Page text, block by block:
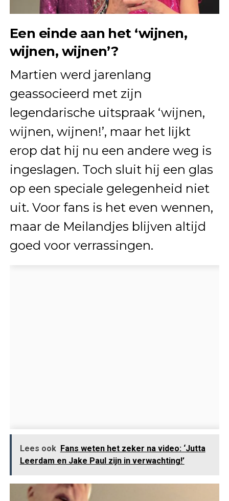
Een einde aan het ‘wijnen,
wijnen, wijnen’?
Martien werd jarenlang
geassocieerd met zijn
legendarische uitspraak ‘wijnen,
wijnen, wijnen!’, maar het lijkt
erop dat hij nu een andere weg is
ingeslagen. Toch sluit hij een glas
op een speciale gelegenheid niet
uit. Voor fans is het even wennen,
maar de Meilandjes blijven altijd
goed voor verrassingen.
Lees ook Fans weten het zeker na video: ‘Jutta
Leerdam en Jake Paul zijn in verwachting!’